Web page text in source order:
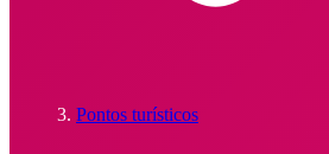
Pontos turísticos